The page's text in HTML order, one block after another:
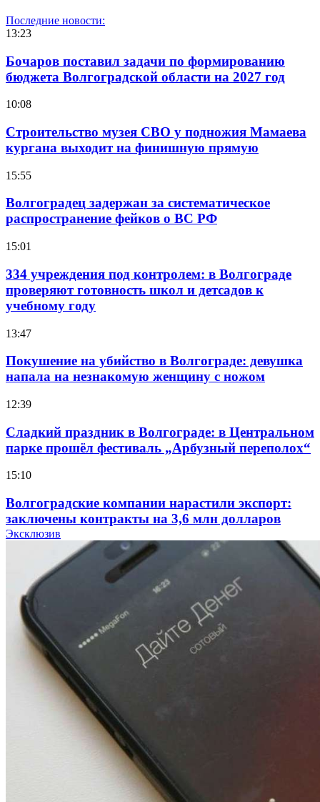
Последние новости:
13:23
Бочаров поставил задачи по формированию
бюджета Волгоградской области на 2027 год
10:08
Строительство музея СВО у подножия Мамаева
кургана выходит на финишную прямую
15:55
Волгоградец задержан за систематическое
распространение фейков о ВС РФ
15:01
334 учреждения под контролем: в Волгограде
проверяют готовность школ и детсадов к
учебному году
13:47
Покушение на убийство в Волгограде: девушка
напала на незнакомую женщину с ножом
12:39
Сладкий праздник в Волгограде: в Центральном
парке прошёл фестиваль „Арбузный переполох“
15:10
Волгоградские компании нарастили экспорт:
заключены контракты на 3,6 млн долларов
Атака БПЛА в Волгоградской области: есть
пострадавшие и повреждения инфраструктуры
12:01
Волгоградские вузы в топе зарплатного
рейтинга: ВолгГТУ и ВолгГМУ вошли в топ‑15
для химической отрасли и фармацевтики
В Красноармейском районе Волгограда стартует
конкурс на ремонт моста через Волго‑Донской
судоходный канал
Эксклюзив